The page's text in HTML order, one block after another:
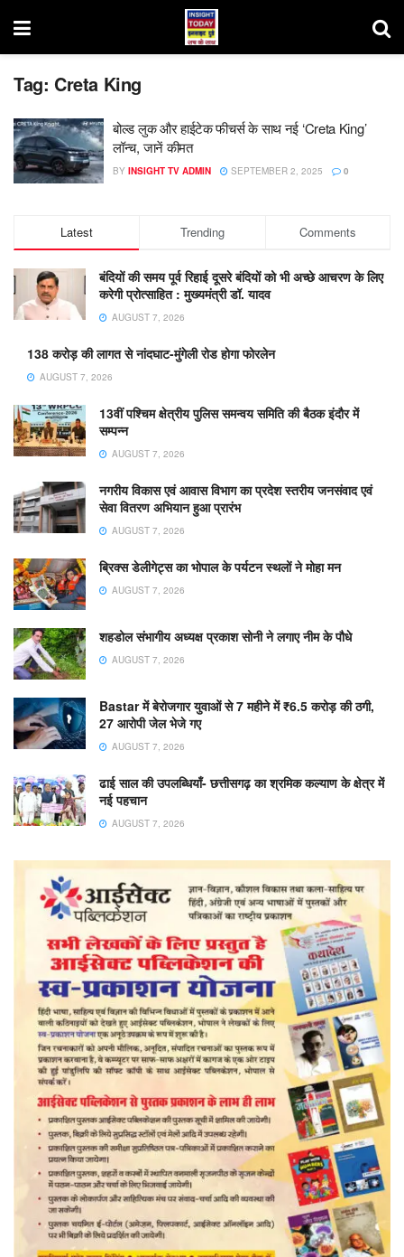
Tag: Creta King
बोल्ड लुक और हाईटेक फीचर्स के साथ नई ‘Creta King’
लॉन्च, जानें कीमत
BY INSIGHT TV ADMIN SEPTEMBER 2, 2025 0
Latest Trending Comments
बंदियों की समय पूर्व रिहाई दूसरे बंदियों को भी अच्छे आचरण के लिए
करेगी प्रोत्साहित : मुख्यमंत्री डॉ. यादव
AUGUST 7, 2026
138 करोड़ की लागत से नांदघाट-मुंगेली रोड होगा फोरलेन
AUGUST 7, 2026
13वीं पश्चिम क्षेत्रीय पुलिस समन्वय समिति की बैठक इंदौर में
सम्पन्न
AUGUST 7, 2026
नगरीय विकास एवं आवास विभाग का प्रदेश स्तरीय जनसंवाद एवं
सेवा वितरण अभियान हुआ प्रारंभ
AUGUST 7, 2026
ब्रिक्स डेलीगेट्स का भोपाल के पर्यटन स्थलों ने मोहा मन
AUGUST 7, 2026
शहडोल संभागीय अध्यक्ष प्रकाश सोनी ने लगाए नीम के पौधे
AUGUST 7, 2026
Bastar में बेरोजगार युवाओं से 7 महीने में ₹6.5 करोड़ की ठगी,
27 आरोपी जेल भेजे गए
AUGUST 7, 2026
ढाई साल की उपलब्धियाँ- छत्तीसगढ़ का श्रमिक कल्याण के क्षेत्र में
नई पहचान
AUGUST 7, 2026